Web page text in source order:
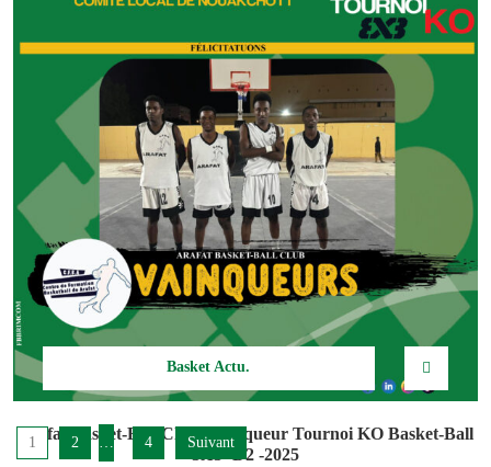
Basket Actu.
Visite officielle de Giants of Africa en Mauritanie – Juin 2025
DJIBRIL ABDOUL DIOP
Basket Actu.
Arafat Basket-Ball Club -Vainqueur Tournoi KO Basket-Ball
3X3 -D2 -2025
1 2 4 Suivant